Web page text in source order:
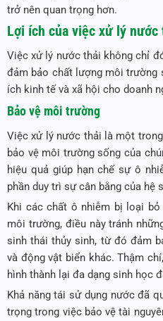
trở nên quan trọng hơn.
Lợi ích của việc xử lý nước
Việc xử lý nước thải không chỉ
đảm bảo chất lượng môi trường
ích kinh tế và xã hội cho doanh
Bảo vệ môi trường
Việc xử lý nước thải là một
bảo vệ môi trường sống của
hiệu quả giúp hạn chế sự ô
phần duy trì sự cân bằng của hệ
Khi các chất ô nhiễm bị loại
môi trường, điều này tránh
sinh thái thủy sinh, từ đó đảm
và động vật biển khác. Thậm
hình thành lại đa dạng sinh học
Khả năng tái sử dụng nước đã
trọng trong việc bảo vệ tài